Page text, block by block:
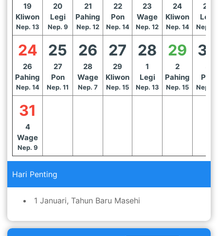
19
Kliwon
Nep. 13
20
Legi
Nep. 9
21
Pahing
Nep. 12
22
Pon
Nep. 14
23
Wage
Nep. 12
24
Kliwon
Nep. 14
25
Legi
Nep.
24
26
Pahing
Nep. 14
25
27
Pon
Nep. 11
26
28
Wage
Nep. 7
27
29
Kliwon
Nep. 15
28
1
Legi
Nep. 13
29
2
Pahing
Nep. 15
30
Pon
Nep.
31
4
Wage
Nep. 9
Hari Penting
1 Januari, Tahun Baru Masehi